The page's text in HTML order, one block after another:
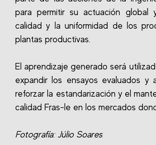
para permitir su actuación global
calidad y la uniformidad de los
plantas productivas.
El aprendizaje generado será
expandir los ensayos evaluados y
reforzar la estandarización y el
calidad Fras-le en los mercados
Fotografía: Júlio Soares